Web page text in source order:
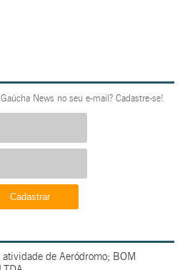
News no seu e-mail? Cadastre-se!
de Aeródromo; BOM